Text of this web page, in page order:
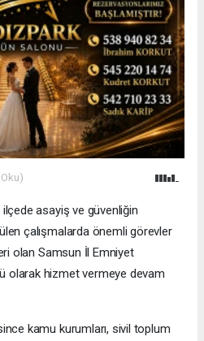
ilçede asayiş ve güvenliğin
çalışmalarda önemli görevler
olan Samsun İl Emniyet
olarak hizmet vermeye devam
kamu kurumları, sivil toplum